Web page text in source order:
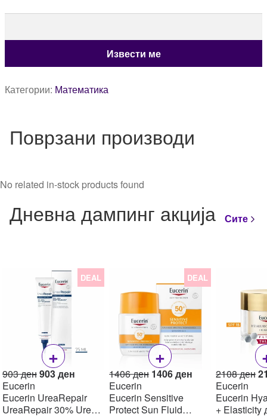
Категории: Математика
Поврзани производи
No related in-stock products found
Дневна дампинг акција Сите
DEAL
+
903денOriginal
was:
903 ден.
903ден
is:
903 ден.
Eucerin
Eucerin UreaRepair
UreaRepair 30% Urea
DEAL
+
1406ден Original
was:
1406 ден.
1406ден Current
1406 ден.
Eucerin
Eucerin Sensitive
Protect Sun Fluid
2108ден
Eucerin
Eucerin
+ Elasticity